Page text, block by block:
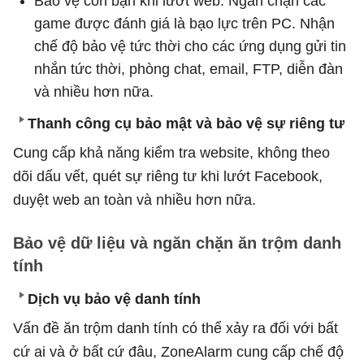
game được đánh giá là bạo lực trên PC. Nhận
chế độ bảo vệ tức thời cho các ứng dụng gửi tin
nhắn tức thời, phòng chat, email, FTP, diễn đàn
và nhiều hơn nữa.
Thanh công cụ bảo mật và bảo vệ sự riêng tư
Cung cấp khả năng kiểm tra website, không theo
dõi dấu vết, quét sự riêng tư khi lướt Facebook,
duyệt web an toàn và nhiều hơn nữa.
Bảo vệ dữ liệu và ngăn chặn ăn trộm danh
tính
Dịch vụ bảo vệ danh tính
Vấn đề ăn trộm danh tính có thể xảy ra đối với bất
cứ ai và ở bất cứ đâu, ZoneAlarm cung cấp chế độ